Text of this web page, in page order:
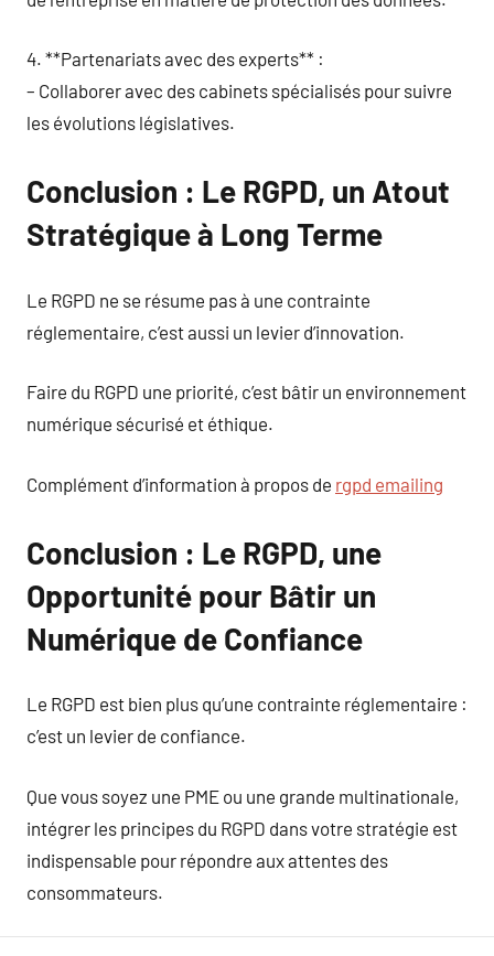
4. **Partenariats avec des experts** :
– Collaborer avec des cabinets spécialisés pour suivre
les évolutions législatives.
Conclusion : Le RGPD, un Atout
Stratégique à Long Terme
Le RGPD ne se résume pas à une contrainte
réglementaire, c’est aussi un levier d’innovation.
Faire du RGPD une priorité, c’est bâtir un environnement
numérique sécurisé et éthique.
Complément d’information à propos de rgpd emailing
Conclusion : Le RGPD, une
Opportunité pour Bâtir un
Numérique de Confiance
Le RGPD est bien plus qu’une contrainte réglementaire :
c’est un levier de confiance.
Que vous soyez une PME ou une grande multinationale,
intégrer les principes du RGPD dans votre stratégie est
indispensable pour répondre aux attentes des
consommateurs.